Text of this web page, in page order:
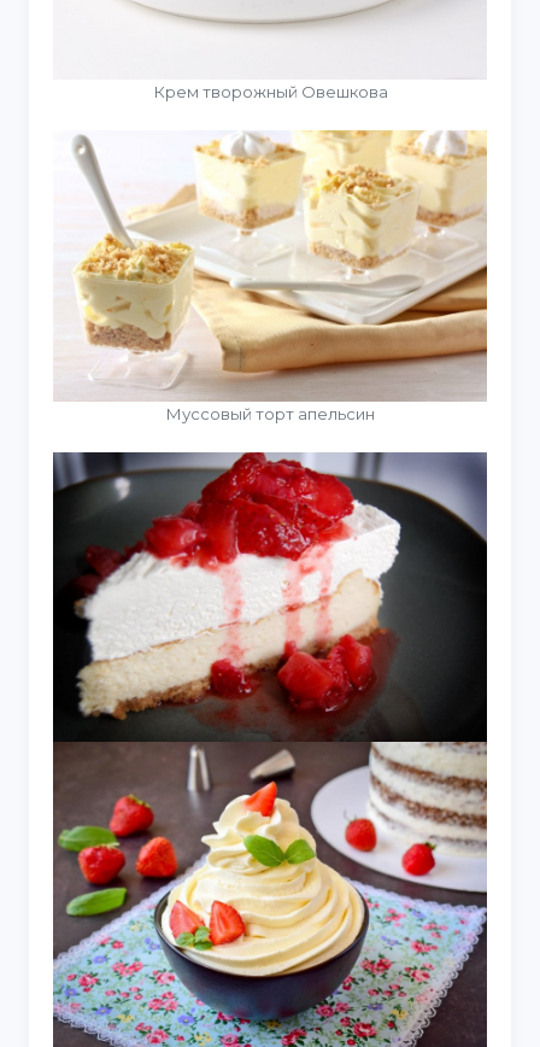
Крем творожный Овешкова
Муссовый торт апельсин